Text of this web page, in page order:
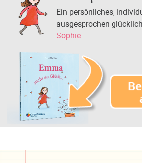
Ein persönliches,
ausgesprochen
Sophie